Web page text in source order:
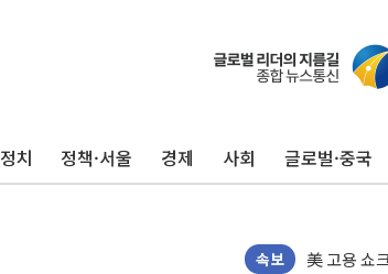
정치 정책·서울 경제 사회 글로벌·중국
속보
미 연준 매
[종합] 이
트럼프, 백
美 항소법
美 고용 쇼